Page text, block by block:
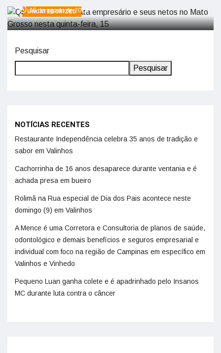
UNCATEGORIZED
15 de agosto de 2024
Pesquisar
Pesquisar
NOTÍCIAS RECENTES
Restaurante Independência celebra 35 anos de tradição e
sabor em Valinhos
Cachorrinha de 16 anos desaparece durante ventania e é
achada presa em bueiro
Rolimã na Rua especial de Dia dos Pais acontece neste
domingo (9) em Valinhos
A Mence é uma Corretora e Consultoria de planos de saúde,
odontológico e demais benefícios e seguros empresarial e
individual com foco na região de Campinas em específico em
Valinhos e Vinhedo
Pequeno Luan ganha colete e é apadrinhado pelo Insanos
MC durante luta contra o câncer